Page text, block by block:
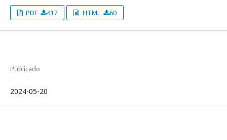
PDF 417 HTML 60
Publicado
2024-05-20